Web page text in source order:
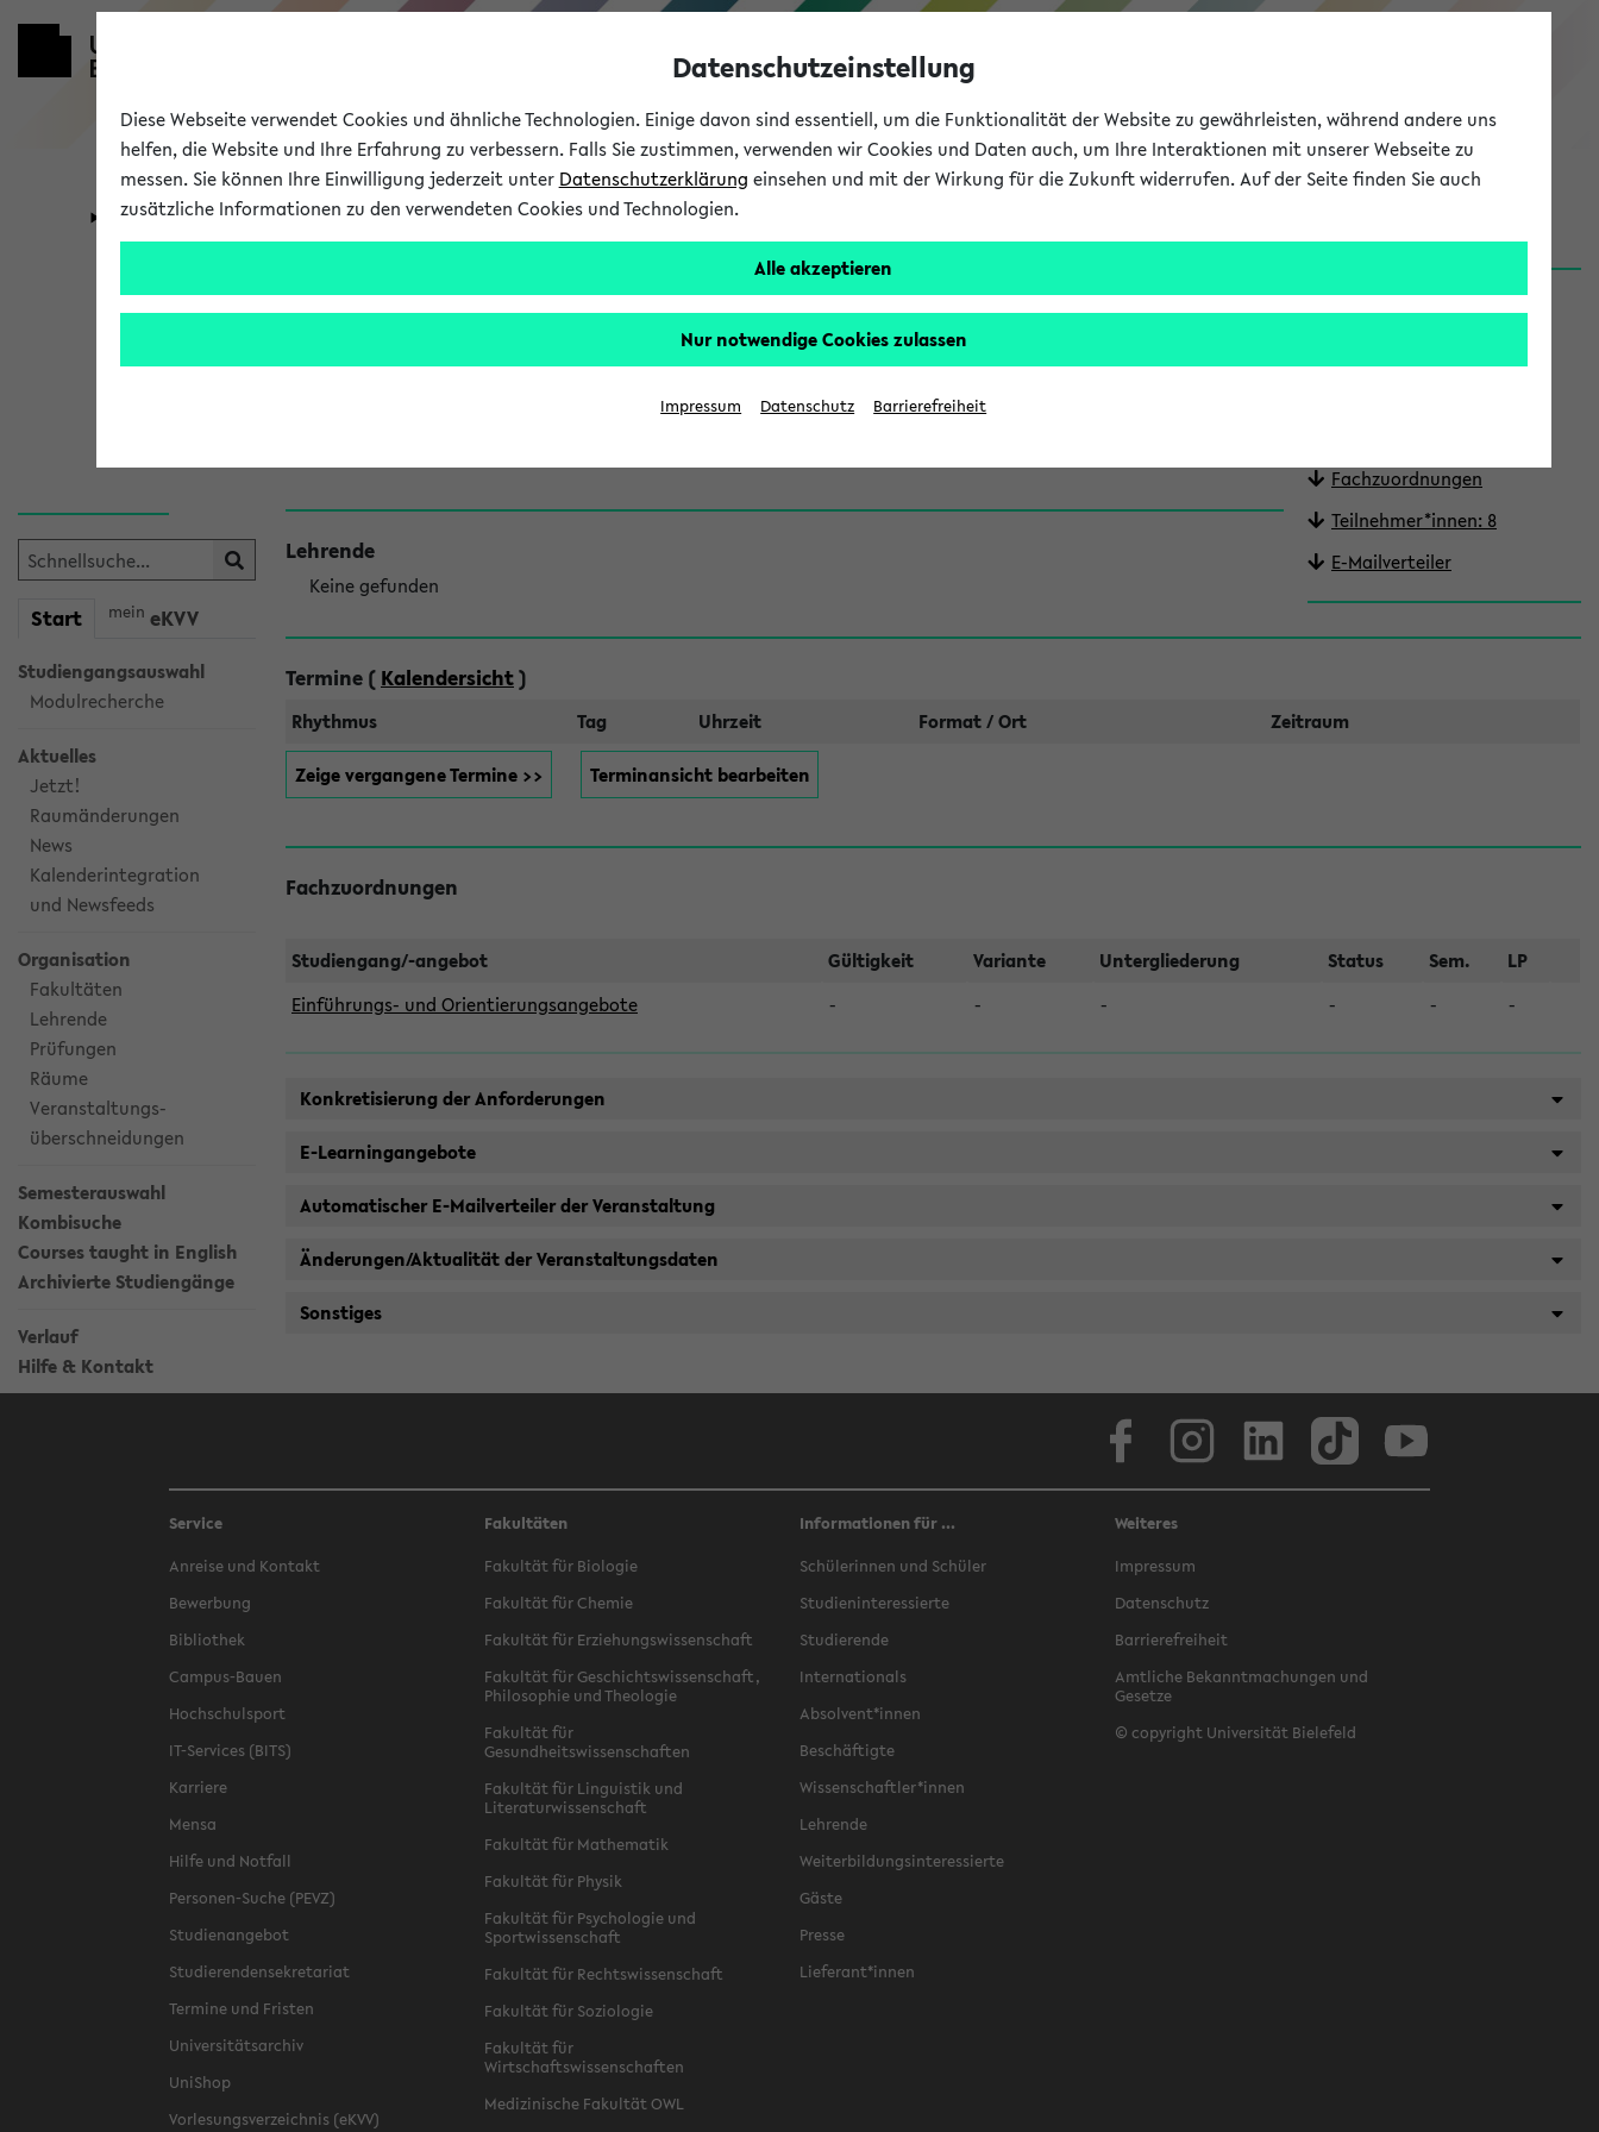
eKVV
Universität Forschung Studium
Start mein eKVV
Studiengangsauswahl
Modulrecherche
Aktuelles
Jetzt!
Raumänderungen
News
Kalenderintegration
und Newsfeeds
Organisation
Fakultäten
Lehrende
Prüfungen
Räume
Veranstaltungs-
überschneidungen
Semesterauswahl
Kombisuche
Courses taught in English
Archivierte Studiengänge
Verlauf
Hilfe & Kontakt
Quicklinks
Fachzuordnungen
Teilnehmer*innen: 8
E-Mailverteiler
250348 Ersti-Tag BA Bildungwissenschaften (S) (SoSe
2012)
Lehrende
Keine gefunden
Termine ( Kalendersicht)
Rhythmus Tag Uhrzeit Format / Ort Zeitraum
Zeige vergangene Termine >> Terminansicht bearbeiten
Fachzuordnungen
Studiengang/-angebot Gültigkeit Variante Untergliederung Status Sem.
LP
Einführungs- und Orientierungsangebote
- - - - - -
Konkretisierung der Anforderungen
E-Learningangebote
Automatischer E-Mailverteiler der Veranstaltung
Änderungen/Aktualität der Veranstaltungsdaten
Sonstiges
Service
Anreise und Kontakt
Bewerbung
Bibliothek
Campus-Bauen
Hochschulsport
IT-Services (BITS)
Karriere
Mensa
Hilfe und Notfall
Personen-Suche (PEVZ)
Studienangebot
Studierendensekretariat
Termine und Fristen
Universitätsarchiv
UniShop
Vorlesungsverzeichnis (eKVV)
Fakultäten
Fakultät für Biologie
Fakultät für Chemie
Fakultät für Erziehungswissenschaft
Fakultät für Geschichtswissenschaft,
Philosophie und Theologie
Fakultät für
Gesundheitswissenschaften
Fakultät für Linguistik und
Literaturwissenschaft
Fakultät für Mathematik
Fakultät für Physik
Fakultät für Psychologie und
Sportwissenschaft
Fakultät für Rechtswissenschaft
Fakultät für Soziologie
Fakultät für
Wirtschaftswissenschaften
Medizinische Fakultät OWL
Informationen für ...
Schülerinnen und Schüler
Studieninteressierte
Studierende
Internationals
Absolvent*innen
Beschäftigte
Wissenschaftler*innen
Lehrende
Weiterbildungsinteressierte
Gäste
Presse
Lieferant*innen
Weiteres
Impressum
Datenschutz
Barrierefreiheit
Amtliche Bekanntmachungen und
Gesetze
© copyright Universität Bielefeld
Datenschutzeinstellung
Diese Webseite verwendet Cookies und ähnliche Technologien. Einige davon sind essentiell, um die Funktionalität der Website zu gewährleisten, während andere uns
helfen, die Website und Ihre Erfahrung zu verbessern. Falls Sie zustimmen, verwenden wir Cookies und Daten auch, um Ihre Interaktionen mit unserer Webseite zu
messen. Sie können Ihre Einwilligung jederzeit unter Datenschutzerklärung einsehen und mit der Wirkung für die Zukunft widerrufen. Auf der Seite finden Sie auch
zusätzliche Informationen zu den verwendeten Cookies und Technologien.
Alle akzeptieren
Nur notwendige Cookies zulassen
Impressum Datenschutz Barrierefreiheit